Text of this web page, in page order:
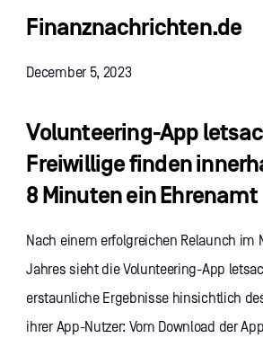
Finanznachrichten.de
December 5, 2023
Volunteering-App
Freiwillige finden
8 Minuten ein Ehrenamt
Nach einem erfolgreichen Relaunch im
Jahres sieht die Volunteering-App
erstaunliche Ergebnisse hinsichtlich
ihrer App-Nutzer: Vom Download der